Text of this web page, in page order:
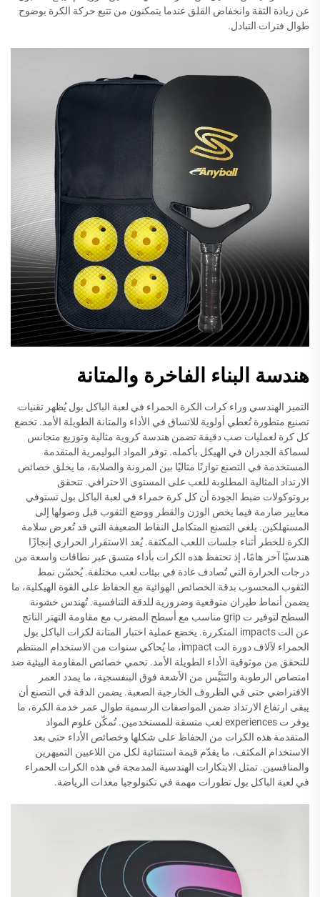
عن زيادة الثقة وانخفاض القلق عندما يتمكنون من تتبع حركة الكرة بوضوح
طوال فترات التبادل.
هندسة البناء الفاخرة والمتانة
التميز الهندسي وراء كرات الكرة الحمراء في لعبة الباكل بول يُظهر تقنيات
تصنيع متطورة تُعطي أولوية للاتساق في الأداء والمتانة الطويلة الأمد. تخضع
كل كرة لعمليات صب دقيقة تضمن هندسة كروية مثالية وتوزيع متجانس
لسماكة الجدران في الهيكل بأكمله. توفر المواد البوليمرية المتقدمة
المستخدمة في التصنع توازنًا مثاليًا بين المرونة والصلابة، ما يخلق خصائص
الارتداد المثالية المطلوبة للعب على المستوى الاحترافي. تتحقق
بروتوكولات ضبط الجودة أن كل كرة حمراء في لعبة الباكل بول تستوفي
معايير صارمة فيما يخص الوزن والقطر ووضع الثقوب قبل وصولها إلى
المستهلكين. يلغي التصنع المتكامل النقاط الضعيفة التي قد تُعرض سلامة
الكرة للخطر أثناء جلسات اللعب المكثفة. يُعد الاستقرار الحراري إنجازًا
هندسيًا آخر هامًا، إذ تحتفظ هذه الكرات بأداء متسق عبر نطاقات واسعة من
درجات الحرارة التي تُصادف عادة في بيئات لعب مختلفة. يُحسّن نمط
الثقوب المحسوب بدقة الخصائص الهوائية مع الحفاظ على القوة الهيكلية، ما
يضمن أنماط طيران متوقعية وضرورية للدقة التنافسية. تُهندس خشونة
السطح لتوفير ت grip مناسب مع أسطح المضرب مع مقاومة التهتر الناتج
عن الت impacts المتكررة. يخضع عملية اختبار المتانة لكرات الباكل بول
الحمراء لآلاف دورة الت impact، ما يُحاكي سنوات من الاستخدام المنتظم
للتحقق من موثوقية الأداء الطويلة الأمد. تحمي خصائص المقاومة البيئية ضد
امتصاص الرطوبة والتَتَيَّس من الأشعة فوق البنفسجية، ما يمدد العمر
الافتراضي حتى في الظروف الخارجية الصعبة. يضمن الدقة في التصنع أن
يبقى ارتفاع الارتداد ضمن المواصفات الرسمية طوال عمر خدمة الكرة، ما
يوفر ت experiences لعب متسقة للمستخدمين. تُمكّن علوم المواد
المتقدمة هذه الكرات من الحفاظ على شكلها وخصائص الأداء حتى بعد
الاستخدام المكثف، ما يقدّم قيمة استثنائية لكل من اللاعبين التميهرين
والمنافسين. تمثل الابتكارات الهندسية المدمجة في هذه الكرات الحمراء
في لعبة الباكل بول تطورات مهمة في تكنولوجيا معدات الرياضة.